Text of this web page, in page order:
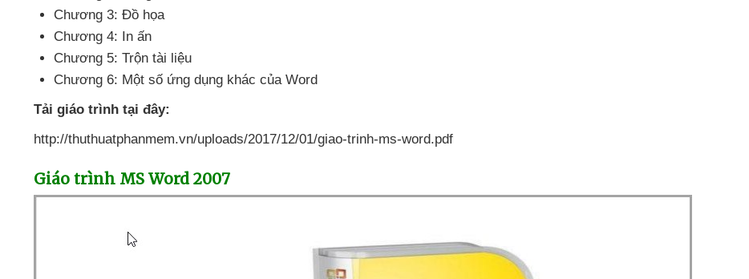
Chương 3: Đồ họa
Chương 4: In ấn
Chương 5: Trộn tài liệu
Chương 6: Một số ứng dụng khác của Word
Tải giáo trình tại đây:
http://thuthuatphanmem.vn/uploads/2017/12/01/giao-trinh-ms-word.pdf
Giáo trình MS Word 2007